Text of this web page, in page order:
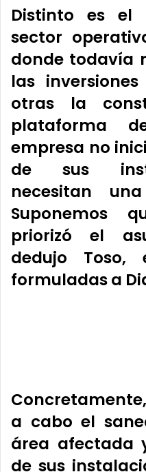
Distinto es el
sector
donde todavía
las
otras la
plataforma
empresa no
de sus
necesitan
Suponemos
priorizó el
dedujo Toso,
formuladas a
a cabo el
área afectada
de sus